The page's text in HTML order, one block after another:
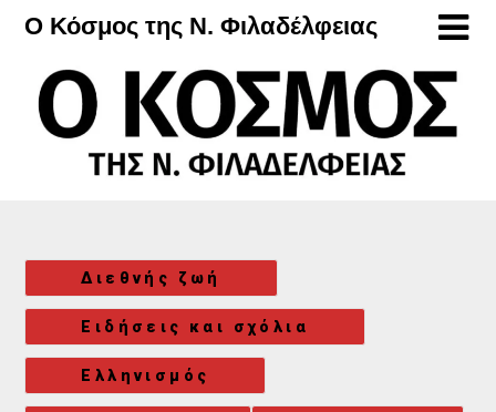
Μετάβαση
περιεχόμενο
Ο Κόσμος της Ν. Φιλαδέλφειας
Διεθνής ζωή
Ειδήσεις και σχόλια
Ελληνισμός